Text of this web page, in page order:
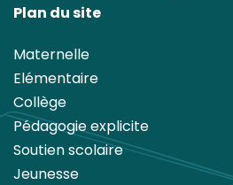
Plan du site
Maternelle
Elémentaire
Collège
Pédagogie explicite
Soutien scolaire
Jeunesse